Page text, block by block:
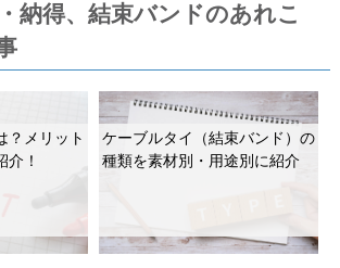
納得、結束バンドのあれこ
？メリット
介！
ケーブルタイ（結束バンド）の
種類を素材別・用途別に紹介